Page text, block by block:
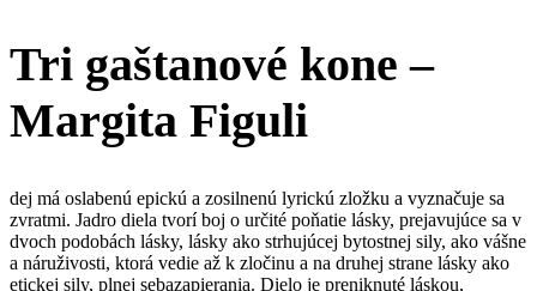
Tri gaštanové kone –
Margita Figuli
dej má oslabenú epickú a zosilnenú lyrickú zložku a vyznačuje sa
zvratmi. Jadro diela tvorí boj o určité poňatie lásky, prejavujúce sa v
dvoch podobách lásky, lásky ako strhujúcej bytostnej sily, ako vášne
a náruživosti, ktorá vedie až k zločinu a na druhej strane lásky ako
etickej sily, plnej sebazapierania. Dielo je preniknuté láskou,